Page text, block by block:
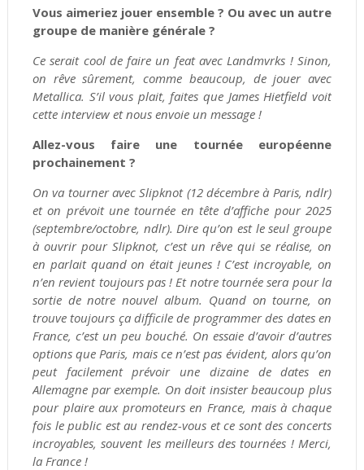
Vous aimeriez jouer ensemble ? Ou avec un autre
groupe de manière générale ?
Ce serait cool de faire un feat avec Landmvrks ! Sinon,
on rêve sûrement, comme beaucoup, de jouer avec
Metallica. S’il vous plait, faites que James Hietfield voit
cette interview et nous envoie un message !
Allez-vous faire une tournée européenne
prochainement ?
On va tourner avec Slipknot (12 décembre à Paris, ndlr)
et on prévoit une tournée en tête d’affiche pour 2025
(septembre/octobre, ndlr). Dire qu’on est le seul groupe
à ouvrir pour Slipknot, c’est un rêve qui se réalise, on
en parlait quand on était jeunes ! C’est incroyable, on
n’en revient toujours pas ! Et notre tournée sera pour la
sortie de notre nouvel album. Quand on tourne, on
trouve toujours ça difficile de programmer des dates en
France, c’est un peu bouché. On essaie d’avoir d’autres
options que Paris, mais ce n’est pas évident, alors qu’on
peut facilement prévoir une dizaine de dates en
Allemagne par exemple. On doit insister beaucoup plus
pour plaire aux promoteurs en France, mais à chaque
fois le public est au rendez-vous et ce sont des concerts
incroyables, souvent les meilleurs des tournées ! Merci,
la France !